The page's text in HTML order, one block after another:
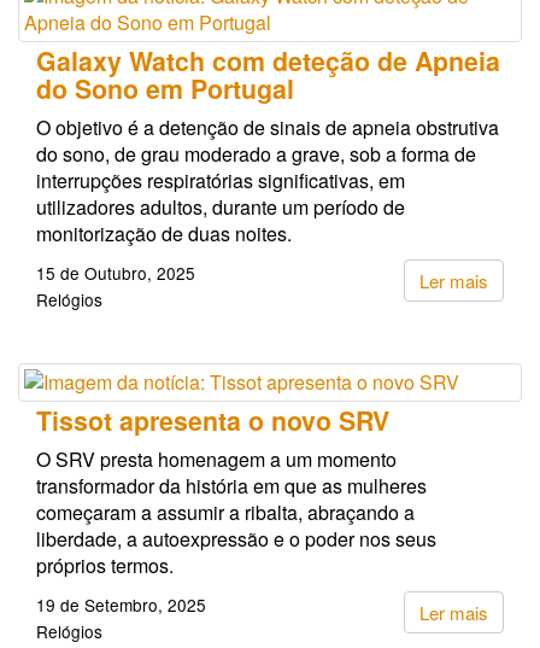
Galaxy Watch com deteção de Apneia
do Sono em Portugal
O objetivo é a detenção de sinais de apneia obstrutiva
do sono, de grau moderado a grave, sob a forma de
interrupções respiratórias significativas, em
utilizadores adultos, durante um período de
monitorização de duas noites.
Ler mais
15 de Outubro, 2025
Relógios
Tissot apresenta o novo SRV
O SRV presta homenagem a um momento
transformador da história em que as mulheres
começaram a assumir a ribalta, abraçando a
liberdade, a autoexpressão e o poder nos seus
próprios termos.
Ler mais
19 de Setembro, 2025
Relógios